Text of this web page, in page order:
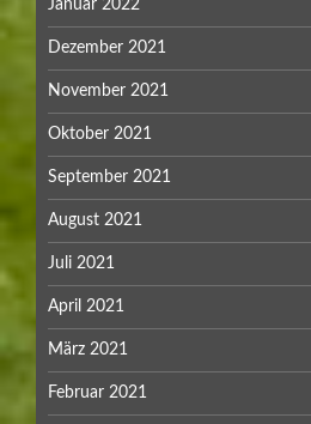
Januar 2022
Dezember 2021
November 2021
Oktober 2021
September 2021
August 2021
Juli 2021
April 2021
März 2021
Februar 2021